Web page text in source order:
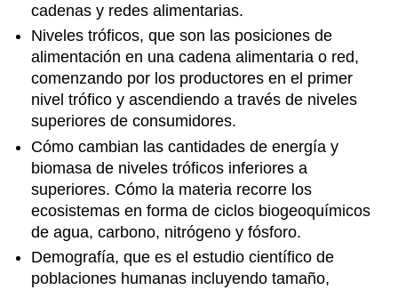
cadenas y redes alimentarias.
Niveles tróficos, que son las posiciones de
alimentación en una cadena alimentaria o red,
comenzando por los productores en el primer
nivel trófico y ascendiendo a través de niveles
superiores de consumidores.
Cómo cambian las cantidades de energía y
biomasa de niveles tróficos inferiores a
superiores. Cómo la materia recorre los
ecosistemas en forma de ciclos biogeoquímicos
de agua, carbono, nitrógeno y fósforo.
Demografía, que es el estudio científico de
poblaciones humanas incluyendo tamaño,